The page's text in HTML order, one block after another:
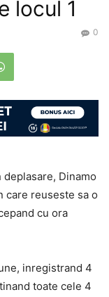
locul 1
0
Dinamo
care reuseste sa o
cu ora
inregistrand 4
toate cele 4